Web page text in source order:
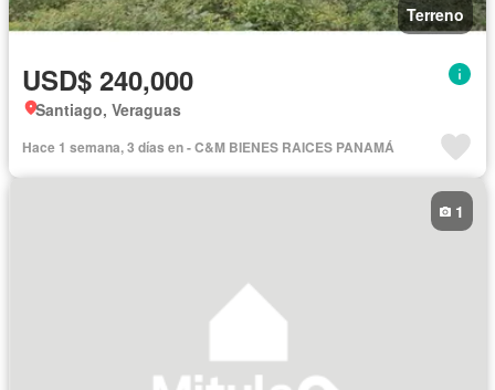
Terreno
USD$ 240,000
Santiago, Veraguas
Hace 1 semana, 3 días en - C&M BIENES RAICES PANAMÁ
1